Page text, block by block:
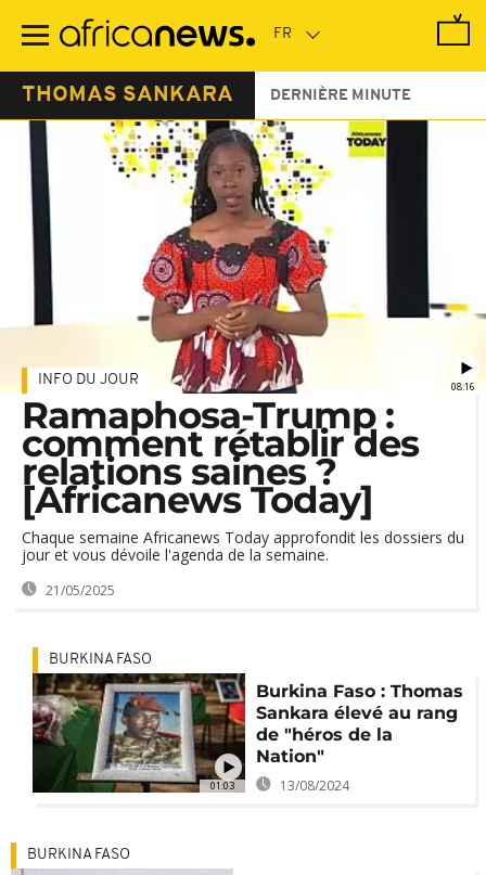
contenu
THOMAS SANKARA DERNIÈRE MINUTE
08:16
INFO DU JOUR
Ramaphosa-Trump :
comment rétablir des
relations saines ?
[Africanews Today]
Chaque semaine Africanews Today approfondit les dossiers du
jour et vous dévoile l'agenda de la semaine.
21/05/2025
01:03
BURKINA FASO
Burkina Faso : Thomas
Sankara élevé au rang
de "héros de la
Nation"
13/08/2024
BURKINA FASO